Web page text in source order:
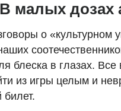
малых дозах
о «культурном
блеска в глазах. Все
из игры целым и